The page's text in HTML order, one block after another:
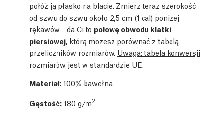
połóż ją płasko na blacie. Zmierz teraz szerokość
od szwu do szwu około 2,5 cm (1 cal) poniżej
rękawów - da Ci to połowę obwodu klatki
piersiowej, którą możesz porównać z tabelą
przeliczników rozmiarów. Uwaga: tabela konwersji
rozmiarów jest w standardzie UE.
Materiał: 100% bawełna
Gęstość: 180 g/m2